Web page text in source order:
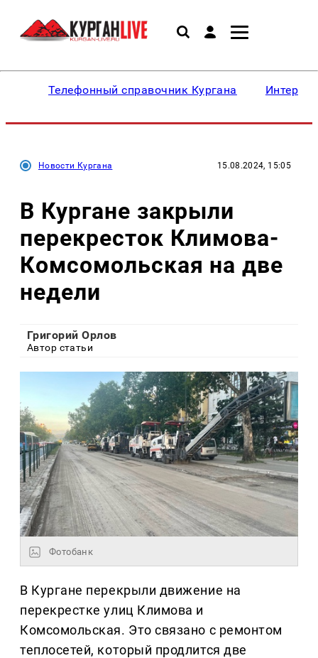
Телефонный справочник Кургана
Новости Кургана 15.08.2024, 15:05
В Кургане закрыли
перекресток Климова-
Комсомольская на две
недели
Григорий Орлов
Автор статьи
Фотобанк
В Кургане перекрыли движение на
перекрестке улиц Климова и
Комсомольская. Это связано с ремонтом
теплосетей, который продлится две